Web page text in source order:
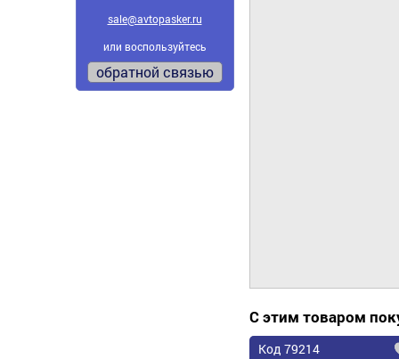
sale@avtopasker.ru
или воспользуйтесь
обратной связью
С этим товаром
Код 79214